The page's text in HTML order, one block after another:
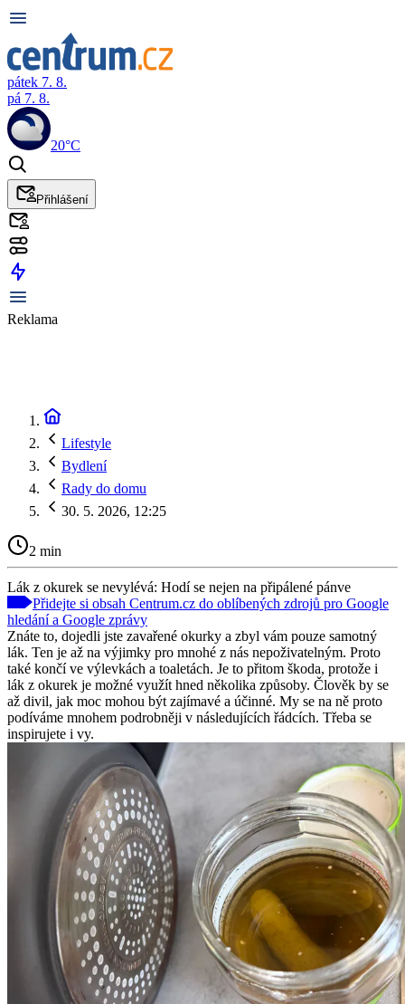
pátek 7. 8.
pá 7. 8.
20°C
Přihlášení
Reklama
Lifestyle
Bydlení
Rady do domu
30. 5. 2026, 12:25
2 min
Lák z okurek se nevylévá: Hodí se nejen na připálené pánve
Přidejte si obsah Centrum.cz do oblíbených zdrojů pro Google
hledání a Google zprávy
Znáte to, dojedli jste zavařené okurky a zbyl vám pouze samotný
lák. Ten je až na výjimky pro mnohé z nás nepoživatelným. Proto
také končí ve výlevkách a toaletách. Je to přitom škoda, protože i
lák z okurek je možné využít hned několika způsoby. Člověk by se
až divil, jak moc mohou být zajímavé a účinné. My se na ně proto
podíváme mnohem podrobněji v následujících řádcích. Třeba se
inspirujete i vy.